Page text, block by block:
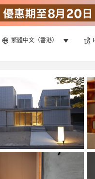
繁體中文（香港）